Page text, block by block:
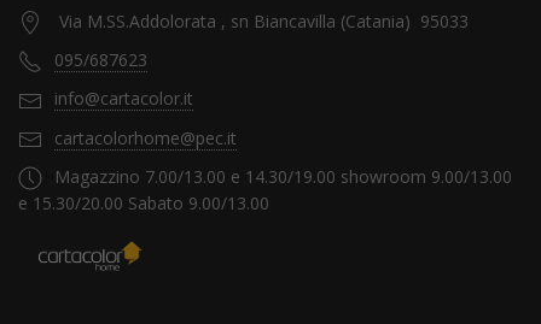
Via M.SS.Addolorata , sn Biancavilla (Catania) 95033
095/687623
info@cartacolor.it
cartacolorhome@pec.it
Magazzino 7.00/13.00 e 14.30/19.00 showroom 9.00/13.00
e 15.30/20.00 Sabato 9.00/13.00